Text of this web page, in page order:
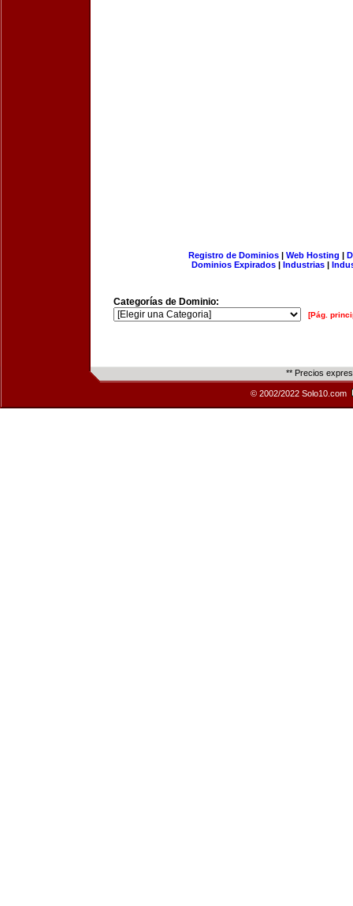
Registro de Dominios| Web Hosting |
Dominios Expirados | Industrias |
Categorías de Dominio:
[Pág.
** Precios
© 2002/2022 Solo10.com